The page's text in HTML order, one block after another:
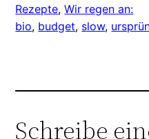
Rezepte, Wir regen an:
bio, budget, slow,
Schreibe